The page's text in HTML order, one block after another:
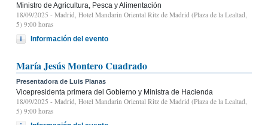
Ministro de Agricultura, Pesca y Alimentación
18/09/2025 - Madrid, Hotel Mandarin Oriental Ritz de Madrid (Plaza de la Lealtad,
5) 9:00 horas
Información del evento
María Jesús Montero Cuadrado
Presentadora de Luis Planas
Vicepresidenta primera del Gobierno y Ministra de Hacienda
18/09/2025 - Madrid, Hotel Mandarin Oriental Ritz de Madrid (Plaza de la Lealtad,
5) 9:00 horas